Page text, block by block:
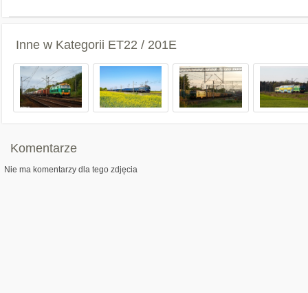
Inne w Kategorii ET22 / 201E
Komentarze
Nie ma komentarzy dla tego zdjęcia